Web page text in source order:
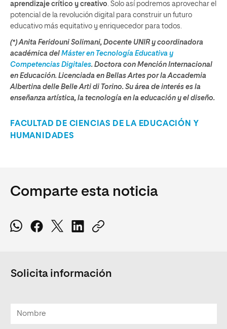
aprendizaje crítico y creativo. Solo así podremos aprovechar el
potencial de la revolución digital para construir un futuro
educativo más equitativo y enriquecedor para todos.
(*) Anita Feridouni Solimani, Docente UNIR y coordinadora
académica del Máster en Tecnología Educativa y
Competencias Digitales. Doctora con Mención Internacional
en Educación. Licenciada en Bellas Artes por la Accademia
Albertina delle Belle Arti di Torino. Su área de interés es la
enseñanza artística, la tecnología en la educación y el diseño.
FACULTAD DE CIENCIAS DE LA EDUCACIÓN Y
HUMANIDADES
Comparte esta noticia
Solicita información